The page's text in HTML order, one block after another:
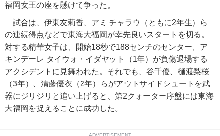
福岡女王の座を懸けて争った。
試合は、伊東友莉香、アミ チャラウ（ともに2年生）ら
の連続得点などで東海大福岡が幸先良いスタートを切る。
対する精華女子は、開始18秒で188センチのセンター、ア
キンデーレ タイウォ・イダヤット（1年）が負傷退場する
アクシデントに見舞われた。それでも、谷千優、樋渡梨桜
（3年）、清藤優衣（2年）らがアウトサイドシュートを武
器にジリジリと追い上げると、第2クォーター序盤には東海
大福岡を捉えることに成功した。
ADVERTISEMENT